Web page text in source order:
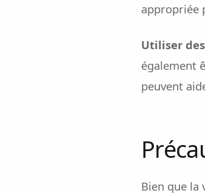
appropriée
Utiliser
également
peuvent
Bien que la